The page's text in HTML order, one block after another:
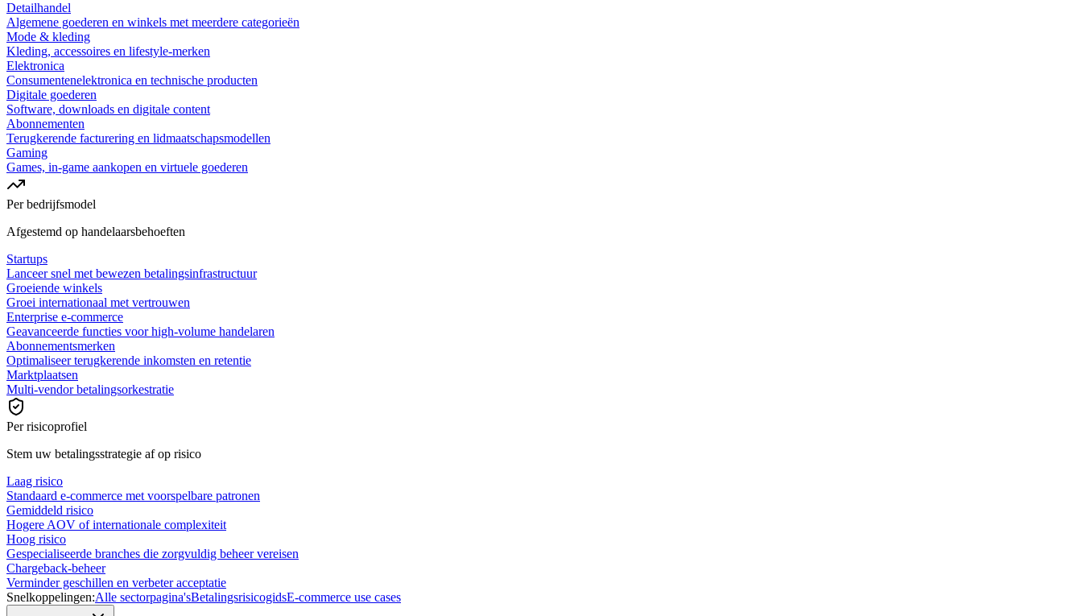
Detailhandel
Algemene goederen en winkels met meerdere categorieën
Mode & kleding
Kleding, accessoires en lifestyle-merken
Elektronica
Consumentenelektronica en technische producten
Digitale goederen
Software, downloads en digitale content
Abonnementen
Terugkerende facturering en lidmaatschapsmodellen
Gaming
Games, in-game aankopen en virtuele goederen
Per bedrijfsmodel
Afgestemd op handelaarsbehoeften
Startups
Lanceer snel met bewezen betalingsinfrastructuur
Groeiende winkels
Groei internationaal met vertrouwen
Enterprise e-commerce
Geavanceerde functies voor high-volume handelaren
Abonnementsmerken
Optimaliseer terugkerende inkomsten en retentie
Marktplaatsen
Multi-vendor betalingsorkestratie
Per risicoprofiel
Stem uw betalingsstrategie af op risico
Laag risico
Standaard e-commerce met voorspelbare patronen
Gemiddeld risico
Hogere AOV of internationale complexiteit
Hoog risico
Gespecialiseerde branches die zorgvuldig beheer vereisen
Chargeback-beheer
Verminder geschillen en verbeter acceptatie
Snelkoppelingen:Alle sectorpagina'sBetalingsrisicogidsE-commerce use cases